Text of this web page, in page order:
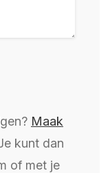
Maak
kunt dan
of met je